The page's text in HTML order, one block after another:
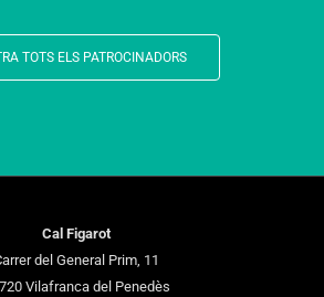
TOTS ELS PATROCINADORS
Cal Figarot
del General Prim, 11
Vilafranca del Penedès